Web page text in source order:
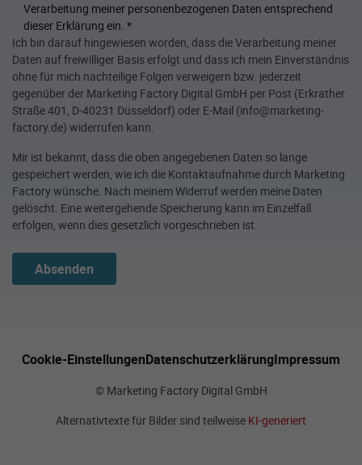
Verarbeitung meiner personenbezogenen Daten entsprechend
dieser Erklärung ein. *
Ich bin darauf hingewiesen worden, dass die Verarbeitung meiner
Daten auf freiwilliger Basis erfolgt und dass ich mein Einverständnis
ohne für mich nachteilige Folgen verweigern bzw. jederzeit
gegenüber der Marketing Factory Digital GmbH per Post (Erkrather
Straße 401, D-40231 Düsseldorf) oder E-Mail (info@marketing-
factory.de) widerrufen kann.
Mir ist bekannt, dass die oben angegebenen Daten so lange
gespeichert werden, wie ich die Kontaktaufnahme durch Marketing
Factory wünsche. Nach meinem Widerruf werden meine Daten
gelöscht. Eine weitergehende Speicherung kann im Einzelfall
erfolgen, wenn dies gesetzlich vorgeschrieben ist.
Absenden
Cookie-EinstellungenDatenschutzerklärungImpressum
© Marketing Factory Digital GmbH
Alternativtexte für Bilder sind teilweise KI-generiert